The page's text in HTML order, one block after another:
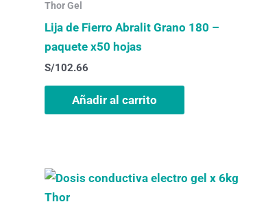
Thor Gel
Lija de Fierro Abralit Grano 180 –
paquete x50 hojas
S/102.66
Añadir al carrito